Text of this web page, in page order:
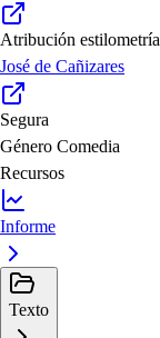
Atribución estilometría
José de Cañizares
Segura
Género Comedia
Recursos
Informe
Texto